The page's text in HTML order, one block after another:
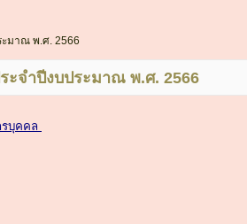
มาณ พ.ศ. 2566
ะจำปีงบประมาณ พ.ศ. 2566
รบุคคล